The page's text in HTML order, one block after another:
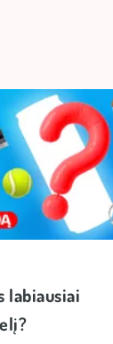
labiausiai